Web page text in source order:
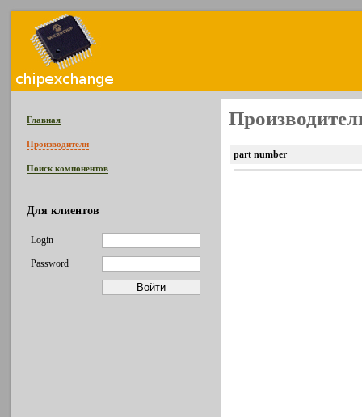
Главная
Производители
Поиск компонентов
Для клиентов
Login
Password
part number